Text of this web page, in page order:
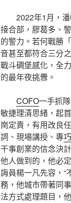
2022年1月，
接合部，膠葛多、
的警力。若何戰勝
音甚至都符合三分
戰斗碉堡感化，全
的最年夜挑釁。
COFO一手抓
敏捷理清思緒，起
崗定責，有用改良
詞、現場講授、專
干事創業的信念決
他人做到的，他必
誨員楊一凡先容，“
務，他城市帶著同
法方式處理題目，